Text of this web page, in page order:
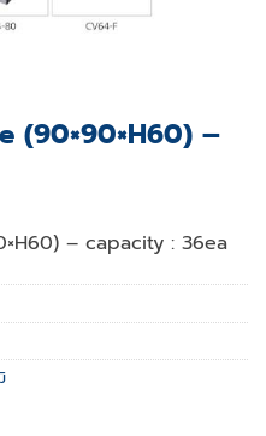
(90×90×H60) –
– capacity : 36ea